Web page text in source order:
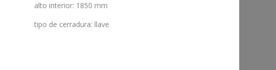
alto interior: 1850 mm
tipo de cerradura: llave